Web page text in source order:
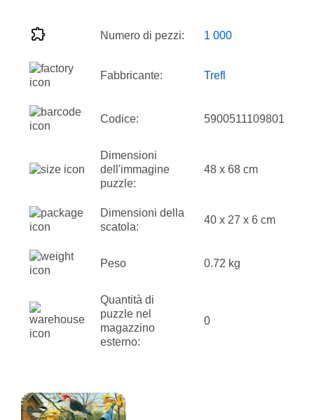
Numero di pezzi: 1 000
Fabbricante: Trefl
Codice: 5900511109801
Dimensioni
dell'immagine
puzzle:
48 x 68 cm
Dimensioni della
scatola:
40 x 27 x 6 cm
Peso 0.72 kg
Quantità di
puzzle nel
magazzino
esterno:
0